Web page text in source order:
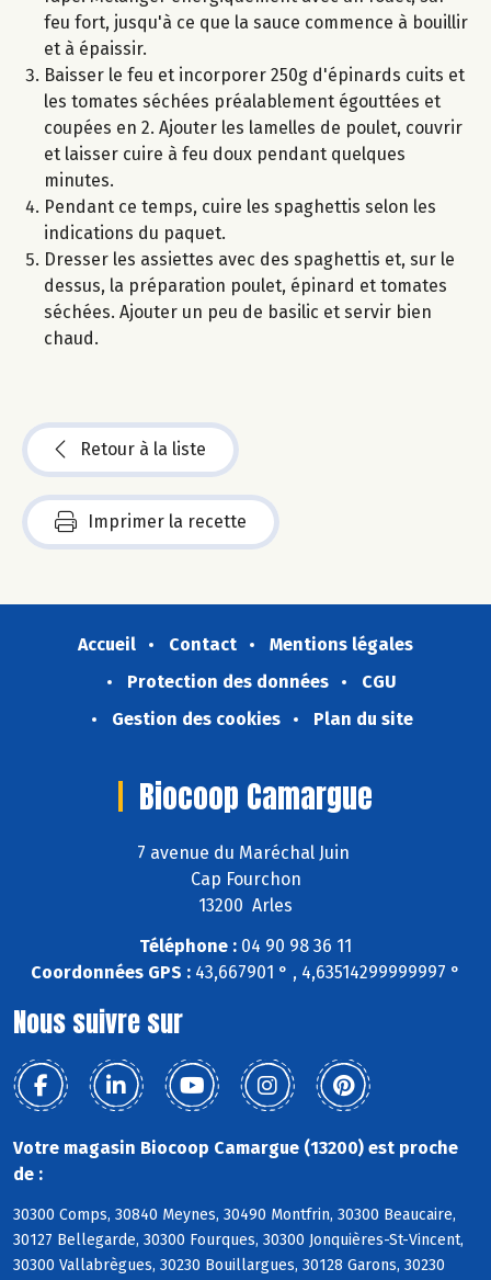
feu fort, jusqu'à ce que la sauce commence à bouillir
et à épaissir.
Baisser le feu et incorporer 250g d'épinards cuits et
les tomates séchées préalablement égouttées et
coupées en 2. Ajouter les lamelles de poulet, couvrir
et laisser cuire à feu doux pendant quelques
minutes.
Pendant ce temps, cuire les spaghettis selon les
indications du paquet.
Dresser les assiettes avec des spaghettis et, sur le
dessus, la préparation poulet, épinard et tomates
séchées. Ajouter un peu de basilic et servir bien
chaud.
Retour à la liste
Imprimer la recette
Accueil Contact
Mentions légales
Protection des données
CGU
Gestion des cookies
Plan du site
Biocoop Camargue
7 avenue du Maréchal Juin
Cap Fourchon
13200 Arles
Téléphone : 04 90 98 36 11
Coordonnées GPS : 43,667901 ° , 4,63514299999997 °
Nous suivre sur
Votre magasin Biocoop Camargue (13200) est proche
de :
30300 Comps, 30840 Meynes, 30490 Montfrin, 30300 Beaucaire,
30127 Bellegarde, 30300 Fourques, 30300 Jonquières-St-Vincent,
30300 Vallabrègues, 30230 Bouillargues, 30128 Garons, 30230